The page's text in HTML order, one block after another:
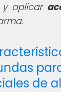
y aplicar
de